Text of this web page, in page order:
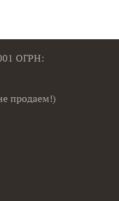
ОГРН:
продаем!)